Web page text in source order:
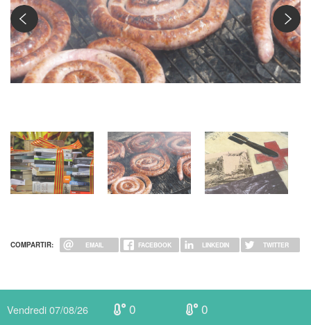
COMPARTIR: EMAIL FACEBOOK LINKEDIN TWITTER
Vendredi 07/08/26 0 0